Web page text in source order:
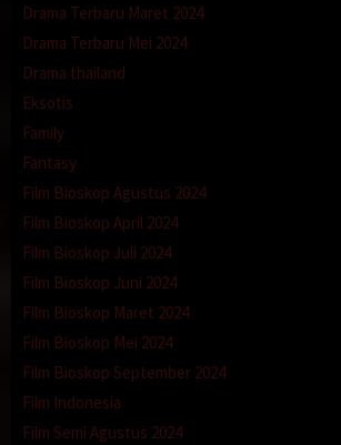
Drama Terbaru Maret 2024
Drama Terbaru Mei 2024
Drama thailand
Eksotis
Family
Fantasy
Film Bioskop Agustus 2024
Film Bioskop April 2024
Film Bioskop Juli 2024
Film Bioskop Juni 2024
Film Bioskop Maret 2024
Film Bioskop Mei 2024
Film Bioskop September 2024
Film Indonesia
Film Semi Agustus 2024